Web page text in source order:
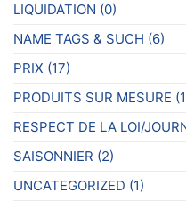
LIQUIDATION (0)
NAME TAGS & SUCH (6)
PRIX (17)
PRODUITS SUR MESURE
RESPECT DE LA LOI/
SAISONNIER (2)
UNCATEGORIZED (1)